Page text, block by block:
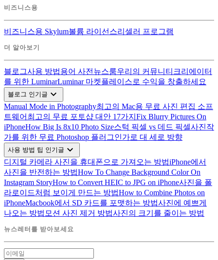
비즈니스용
비즈니스용 Skylum볼륨 라이선스리셀러 프로그램
더 알아보기
블로그사용 방법용어 사전 뉴스룸우리의 커뮤니티 크리에이터
를 위한 LuminarLuminar 마켓플레이스로 수익을 창출하세요
블로그 인기글 expand_more
Manual Mode in Photography최고의 Mac용 무료 사진 편집 소프
트웨어 최고의 무료 포토샵 대안 17가지 Fix Blurry Pictures On
iPhoneHow Big Is 8x10 Photo Size스턱 픽셀 vs 데드 픽셀사진작
가를 위한 무료 Photoshop 플러그인가로 대 세로 방향
사용 방법 팁 인기글 expand_more
디지털 카메라 사진을 휴대폰으로 가져오는 방법iPhone에서
사진을 반전하는 방법How To Change Background Color On
Instagram StoryHow to Convert HEIC to JPG on iPhone사진을 폴
라로이드처럼 보이게 만드는 방법How to Combine Photos on
iPhoneMacbook에서 SD 카드를 포맷하는 방법사진에 예쁘게
나오는 방법 모션 사진 제거 방법사진의 크기를 줄이는 방법
뉴스레터를 받아보세요